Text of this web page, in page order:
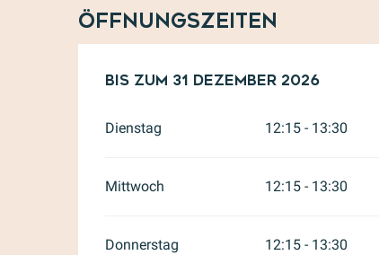
Öffnungszeiten
vom1 Februar 2026bis zum
Bis zum 31 Dezember 2026
Dienstag 12:15 - 13:30
Mittwoch 12:15 - 13:30
Donnerstag 12:15 - 13:30